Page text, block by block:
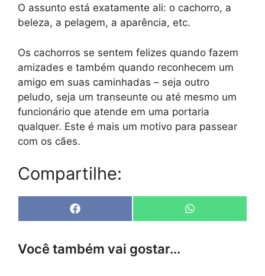
O assunto está exatamente ali: o cachorro, a
beleza, a pelagem, a aparência, etc.
Os cachorros se sentem felizes quando fazem
amizades e também quando reconhecem um
amigo em suas caminhadas – seja outro
peludo, seja um transeunte ou até mesmo um
funcionário que atende em uma portaria
qualquer. Este é mais um motivo para passear
com os cães.
Compartilhe:
Share
on
F
a
e
b
Share
on
W
h
Você também vai gostar...